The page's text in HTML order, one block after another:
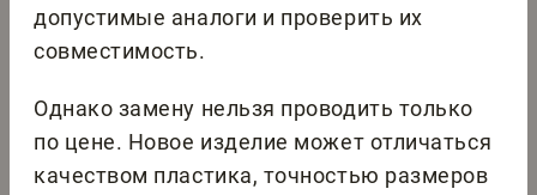
допустимые аналоги и проверить их
совместимость.
Однако замену нельзя проводить только
по цене. Новое изделие может отличаться
качеством пластика, точностью размеров